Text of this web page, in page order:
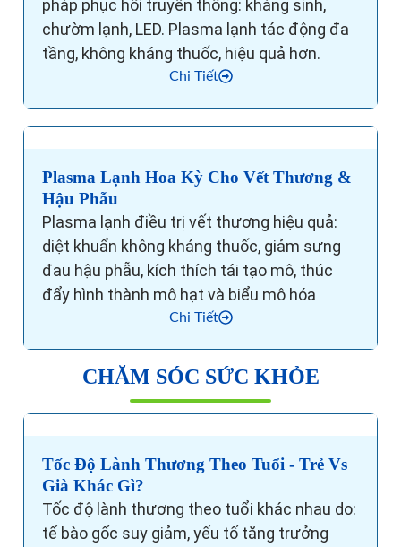
pháp phục hồi truyền thống: kháng sinh,
chườm lạnh, LED. Plasma lạnh tác động đa
tầng, không kháng thuốc, hiệu quả hơn.
Chi Tiết
Plasma Lạnh Hoa Kỳ Cho Vết Thương &
Hậu Phẫu
Plasma lạnh điều trị vết thương hiệu quả:
diệt khuẩn không kháng thuốc, giảm sưng
đau hậu phẫu, kích thích tái tạo mô, thúc
đẩy hình thành mô hạt và biểu mô hóa
Chi Tiết
CHĂM SÓC SỨC KHỎE
Tốc Độ Lành Thương Theo Tuổi - Trẻ Vs
Già Khác Gì?
Tốc độ lành thương theo tuổi khác nhau do:
tế bào gốc suy giảm, yếu tố tăng trưởng